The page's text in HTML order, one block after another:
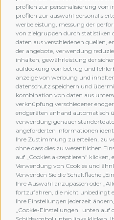
profilen zur personalisierung von
profilen zur auswahl
werbeleistung, messung der
von zielgruppen durch statistiken
daten aus verschiedenen quellen,
der angebote, verwendung
inhalten, gewährleistung der
aufdeckung von betrug und
anzeige von werbung und
datenschutz speichern und
kombination von daten aus
verknüpfung verschiedener
endgeräten anhand automatisch
verwendung genauer
angeforderten informationen
Ihre Zustimmung zu erteilen, zu
ohne dass dies zu wesentlichen
auf „Cookies akzeptieren" klicken,
Verwendung von Cookies und
Verwenden Sie die Schaltfläche
Ihre Auswahl anzupassen oder
fortzufahren, die nicht unbedingt
Ihre Einstellungen jederzeit
„Cookie-Einstellungen" unten auf
MEMBERSHIP